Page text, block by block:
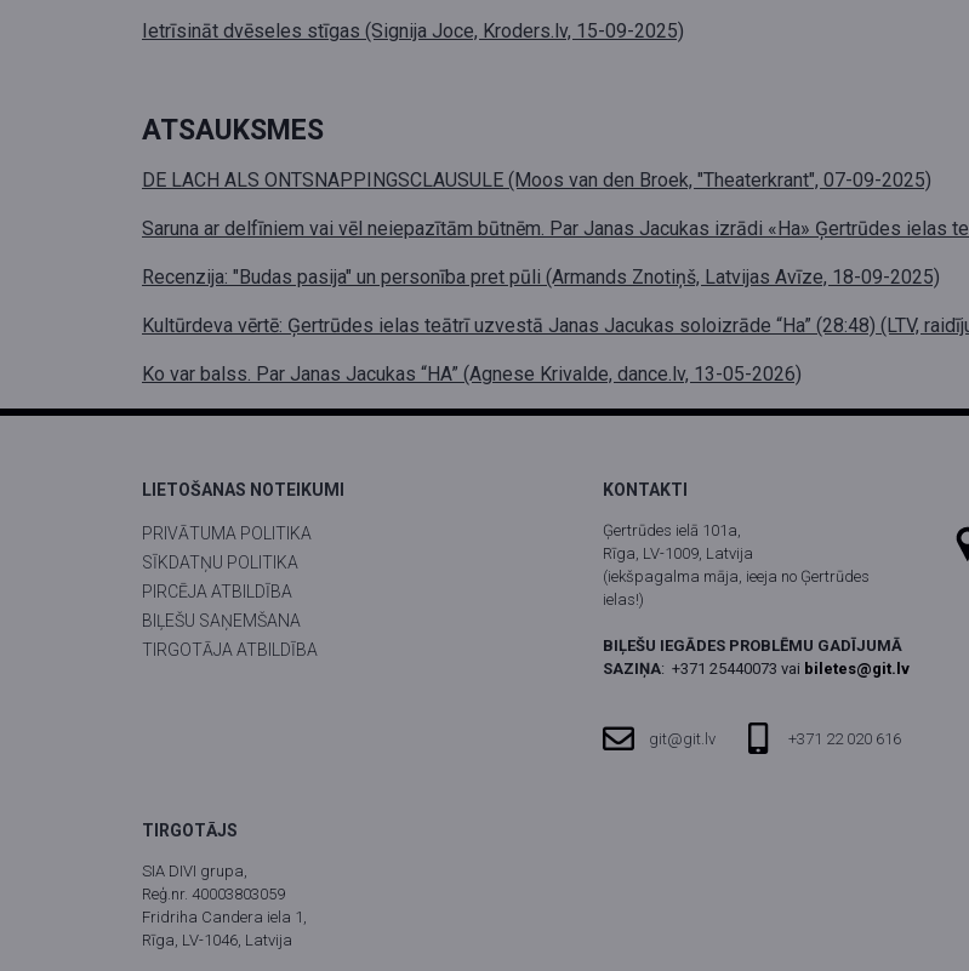
Ietrīsināt dvēseles stīgas (Signija Joce, Kroders.lv, 15-09-2025)
ATSAUKSMES
DE LACH ALS ONTSNAPPINGSCLAUSULE (Moos van den Broek, "Theaterkrant", 07-09-2025)
Saruna ar delfīniem vai vēl neiepazītām būtnēm. Par Janas Jacukas izrādi «Ha» Ģertrūdes ielas
Recenzija: "Budas pasija" un personība pret pūli (Armands Znotiņš, Latvijas Avīze, 18-09-2025)
Kultūrdeva vērtē: Ģertrūdes ielas teātrī uzvestā Janas Jacukas soloizrāde “Ha” (28:48) (LTV,
Ko var balss. Par Janas Jacukas “HA” (Agnese Krivalde, dance.lv, 13-05-2026)
LIETOŠANAS NOTEIKUMI
PRIVĀTUMA POLITIKA
SĪKDATŅU POLITIKA
PIRCĒJA ATBILDĪBA
BIĻEŠU SAŅEMŠANA
TIRGOTĀJA ATBILDĪBA
KONTAKTI
Ģertrūdes ielā 101a,
Rīga, LV-1009, Latvija
(iekšpagalma māja, ieeja no Ģertrūdes
ielas!)
BIĻEŠU IEGĀDES PROBLĒMU GADĪJUMĀ
SAZIŅA: +371 25440073 vai biletes@git.lv
git@git.lv +371 22 020 616
TIRGOTĀJS
SIA DIVI grupa,
Reģ.nr. 40003803059
Fridriha Candera iela 1,
Rīga, LV-1046, Latvija